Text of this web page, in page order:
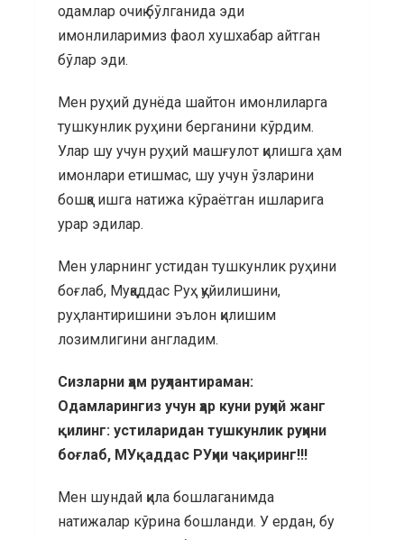
одамлар очиқ бўлганида эди
имонлиларимиз фаол хушхабар айтган
бўлар эди.
Мен руҳий дунёда шайтон имонлиларга
тушкунлик руҳини берганини кўрдим.
Улар шу учун руҳий машғулот қилишга ҳам
имонлари етишмас, шу учун ўзларини
бошқа ишга натижа кўраётган ишларига
урар эдилар.
Мен уларнинг устидан тушкунлик руҳини
боғлаб, Муқаддас Руҳ қуйилишини,
руҳлантиришини эълон қилишим
лозимлигини англадим.
Сизларни ҳам руҳлантираман:
Одамларингиз учун ҳар куни руҳий жанг
қилинг: устиларидан тушкунлик руҳини
боғлаб, МУқаддас РУҳни чақиринг!!!
Мен шундай қила бошлаганимда
натижалар кўрина бошланди. У ердан, бу